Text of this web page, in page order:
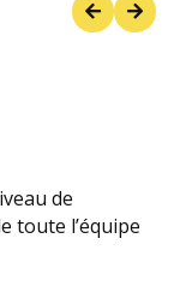
de
toute l’équipe
&
Le personnel...